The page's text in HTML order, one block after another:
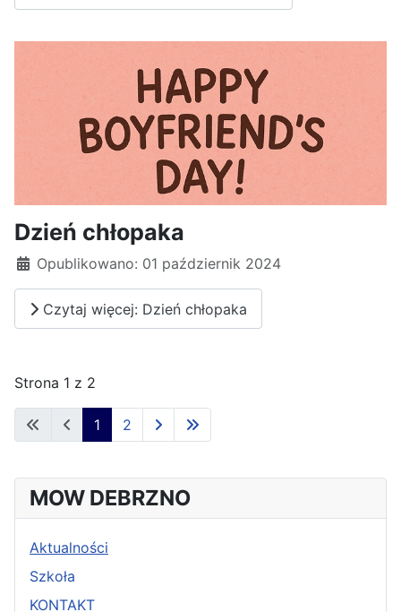
Dzień chłopaka
Opublikowano: 01 październik 2024
Czytaj więcej: Dzień chłopaka
Strona 1 z 2
1 2
MOW DEBRZNO
Aktualności
Szkoła
KONTAKT